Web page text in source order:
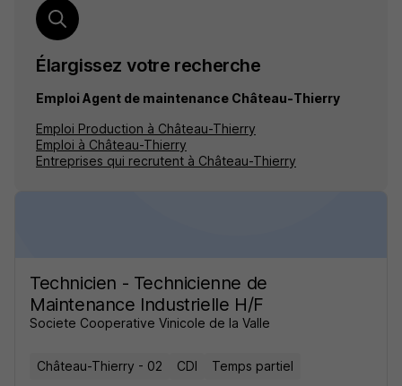
Élargissez votre recherche
Emploi Agent de maintenance Château-Thierry
Emploi Production à Château-Thierry
Emploi à Château-Thierry
Entreprises qui recrutent à Château-Thierry
Technicien - Technicienne de
Maintenance Industrielle H/F
Societe Cooperative Vinicole de la Valle
Château-Thierry - 02 CDI Temps partiel